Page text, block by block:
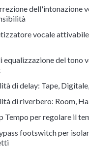
dell'intonazione
vocale
equalizzazione del tono
di delay: Tape,
di riverbero: Room,
Tempo per regolare il
footswitch per